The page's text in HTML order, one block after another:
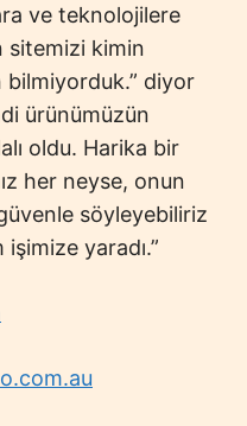
ve teknolojilere
sitemizi kimin
diyor
ürünümüzün
oldu. Harika bir
her neyse, onun
söyleyebiliriz
yaradı.”